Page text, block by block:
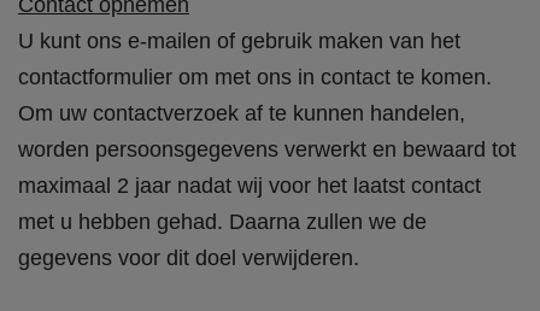
Contact opnemen
U kunt ons e-mailen of gebruik maken van het
contactformulier om met ons in contact te komen.
Om uw contactverzoek af te kunnen handelen,
worden persoonsgegevens verwerkt en bewaard tot
maximaal 2 jaar nadat wij voor het laatst contact
met u hebben gehad. Daarna zullen we de
gegevens voor dit doel verwijderen.